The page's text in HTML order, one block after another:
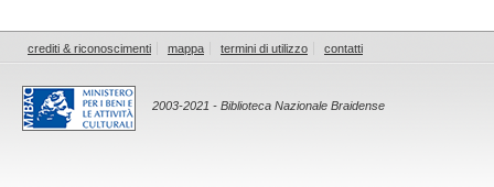
crediti & riconoscimenti mappa termini di utilizzo contatti
2003-2021 - Biblioteca Nazionale Braidense